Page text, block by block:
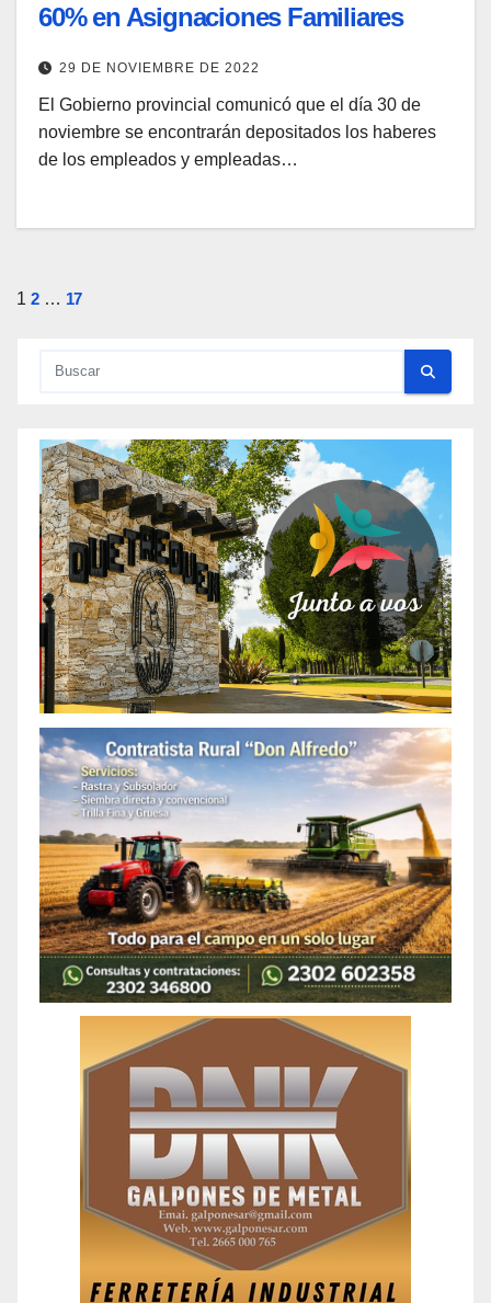
60% en Asignaciones Familiares
29 DE NOVIEMBRE DE 2022
El Gobierno provincial comunicó que el día 30 de
noviembre se encontrarán depositados los haberes
de los empleados y empleadas…
Paginación
1 2 … 17